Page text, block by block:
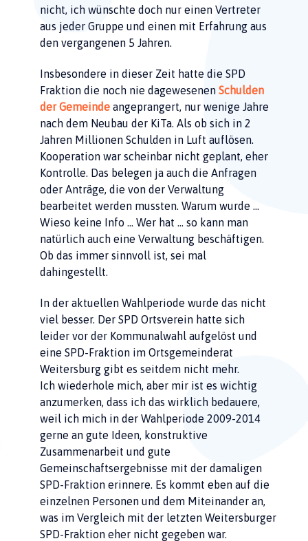
nicht, ich wünschte doch nur einen Vertreter
aus jeder Gruppe und einen mit Erfahrung aus
den vergangenen 5 Jahren.
Insbesondere in dieser Zeit hatte die SPD
Fraktion die noch nie dagewesenen Schulden
der Gemeinde angeprangert, nur wenige Jahre
nach dem Neubau der KiTa. Als ob sich in 2
Jahren Millionen Schulden in Luft auflösen.
Kooperation war scheinbar nicht geplant, eher
Kontrolle. Das belegen ja auch die Anfragen
oder Anträge, die von der Verwaltung
bearbeitet werden mussten. Warum wurde …
Wieso keine Info … Wer hat … so kann man
natürlich auch eine Verwaltung beschäftigen.
Ob das immer sinnvoll ist, sei mal
dahingestellt.
In der aktuellen Wahlperiode wurde das nicht
viel besser. Der SPD Ortsverein hatte sich
leider vor der Kommunalwahl aufgelöst und
eine SPD-Fraktion im Ortsgemeinderat
Weitersburg gibt es seitdem nicht mehr.
Ich wiederhole mich, aber mir ist es wichtig
anzumerken, dass ich das wirklich bedauere,
weil ich mich in der Wahlperiode 2009-2014
gerne an gute Ideen, konstruktive
Zusammenarbeit und gute
Gemeinschaftsergebnisse mit der damaligen
SPD-Fraktion erinnere. Es kommt eben auf die
einzelnen Personen und dem Miteinander an,
was im Vergleich mit der letzten Weitersburger
SPD-Fraktion eher nicht gegeben war.